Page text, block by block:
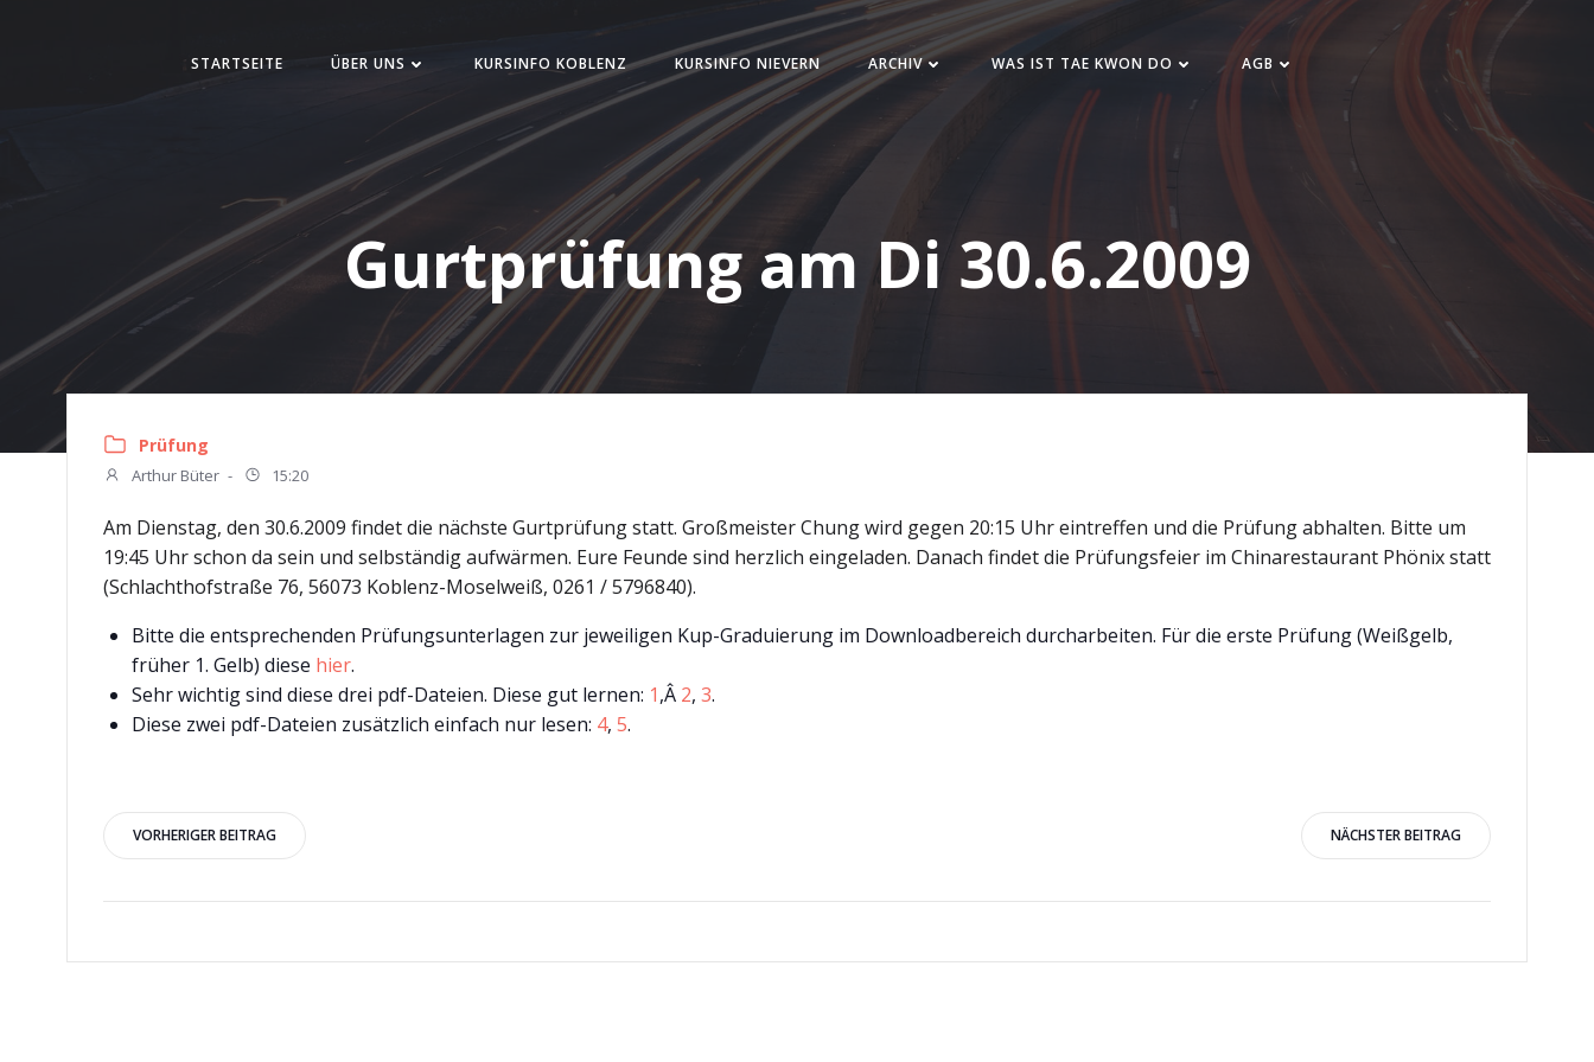
STARTSEITE ÜBER UNS KURSINFO KOBLENZ KURSINFO NIEVERN ARCHIV WAS IST TAE KWON DO AGB
Gurtprüfung am Di 30.6.2009
Prüfung
Arthur Büter - 15:20
Am Dienstag, den 30.6.2009 findet die nächste Gurtprüfung statt. Großmeister Chung wird gegen 20:15 Uhr eintreffen und die Prüfung abhalten. Bitte um
19:45 Uhr schon da sein und selbständig aufwärmen. Eure Feunde sind herzlich eingeladen. Danach findet die Prüfungsfeier im Chinarestaurant Phönix statt
(Schlachthofstraße 76, 56073 Koblenz-Moselweiß, 0261 / 5796840).
Bitte die entsprechenden Prüfungsunterlagen zur jeweiligen Kup-Graduierung im Downloadbereich durcharbeiten. Für die erste Prüfung (Weißgelb,
früher 1. Gelb) diese hier.
Sehr wichtig sind diese drei pdf-Dateien. Diese gut lernen: 1,Â 2, 3.
Diese zwei pdf-Dateien zusätzlich einfach nur lesen: 4, 5.
Beitragsnavigation
VORHERIGER BEITRAG NÄCHSTER BEITRAG